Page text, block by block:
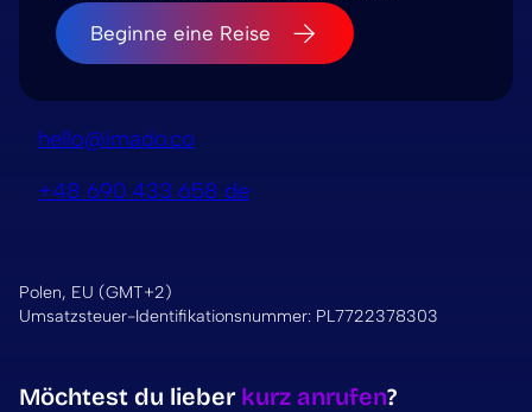
hello@imado.co
+48 690 433 658 de
Polen, EU (GMT+2)
Umsatzsteuer-Identifikationsnummer: PL7722378303
Möchtest du lieber kurz anrufen?